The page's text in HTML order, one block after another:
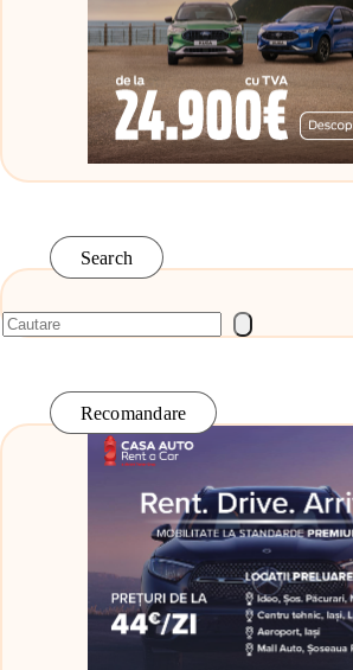
Search
Recomandare